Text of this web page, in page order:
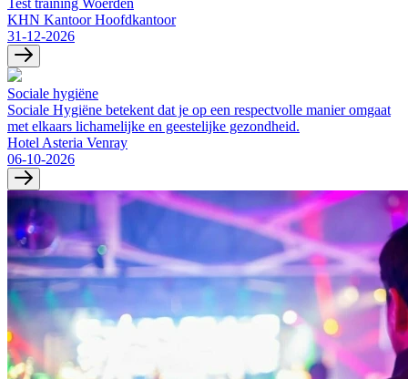
KHN Kantoor Hoofdkantoor
31-12-2026
Sociale hygiëne
Sociale Hygiëne betekent dat je op een respectvolle manier omgaat
met elkaars lichamelijke en geestelijke gezondheid.
Hotel Asteria Venray
06-10-2026